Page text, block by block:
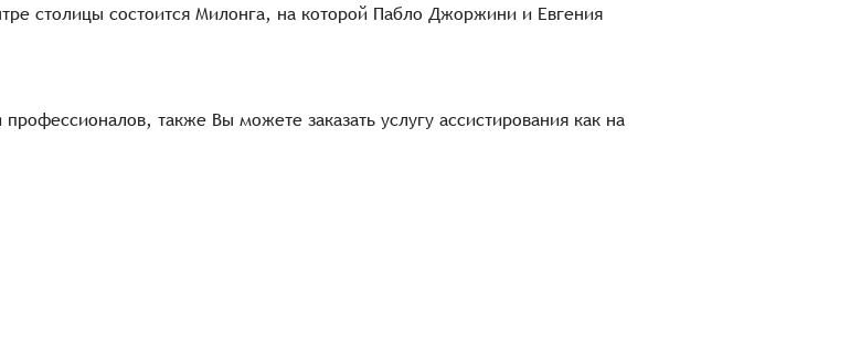
столицы состоится Милонга, на которой Пабло Джоржини и Евгения
также Вы можете заказать услугу ассистирования как на